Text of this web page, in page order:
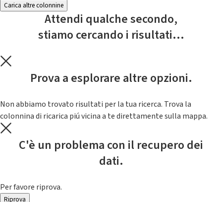
Carica altre colonnine
Attendi qualche secondo,
stiamo cercando i risultati...
Prova a esplorare altre opzioni.
Non abbiamo trovato risultati per la tua ricerca. Trova la
colonnina di ricarica piú vicina a te direttamente sulla mappa.
C'è un problema con il recupero dei
dati.
Per favore riprova.
Riprova